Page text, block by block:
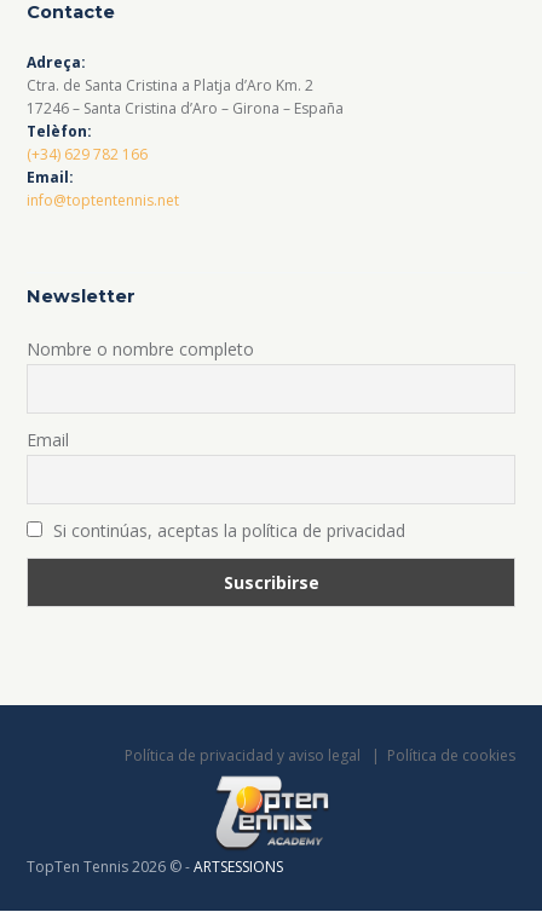
Contacte
Adreça:
Ctra. de Santa Cristina a Platja d’Aro Km. 2
17246 – Santa Cristina d’Aro – Girona – España
Telèfon:
(+34) 629 782 166
Email:
info@toptentennis.net
Newsletter
Nombre o nombre completo
Email
Si continúas, aceptas la política de privacidad
Política de privacidad y aviso legal Política de cookies
TopTen Tennis 2026 © -ARTSESSIONS